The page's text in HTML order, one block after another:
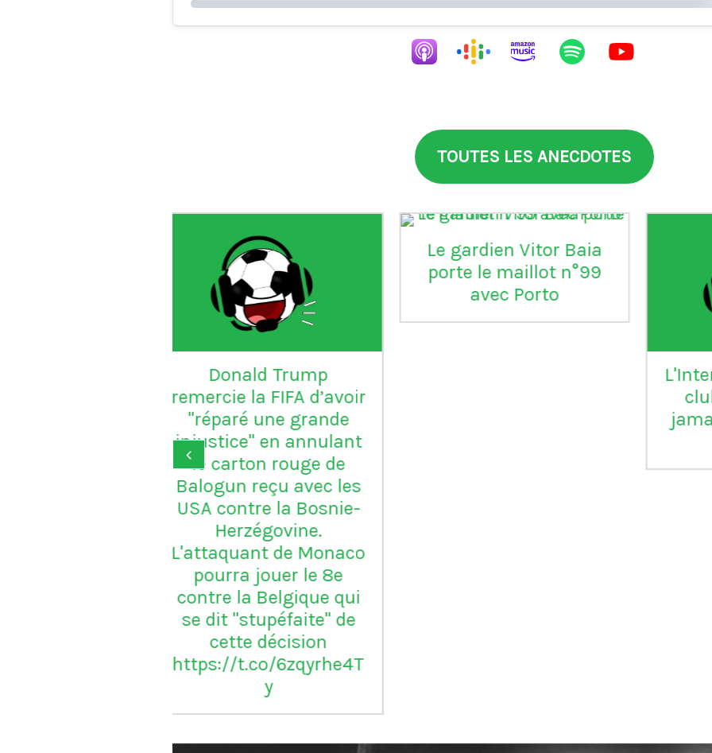
TOUTES LES ANECDOTES
Le gardien Vitor Baia
porte le maillot n°99
avec Porto
‹